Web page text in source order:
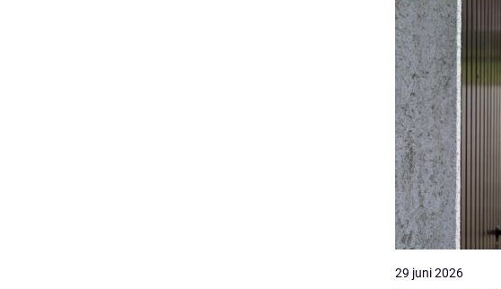
29 juni 2026